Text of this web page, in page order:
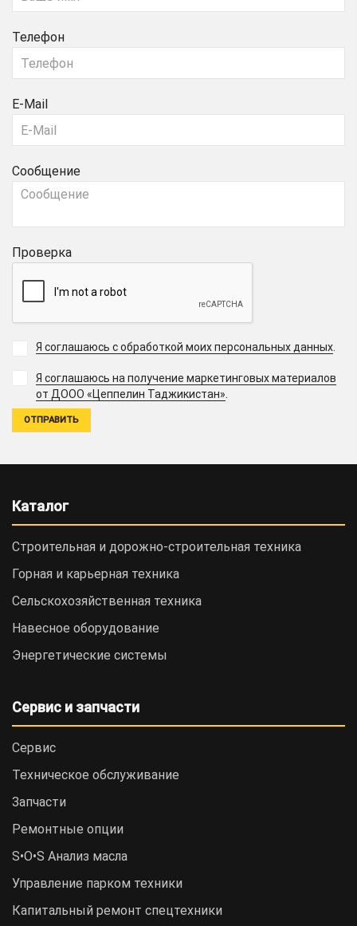
Телефон
E-Mail
Сообщение
Проверка
Я соглашаюсь с обработкой моих персональных данных
Я соглашаюсь на получение маркетинговых материалов
от ДООО «Цеппелин Таджикистан».
Каталог
Строительная и дорожно-cтроительная техника
Горная и карьерная техника
Сельскохозяйственная техника
Навесное оборудование
Энергетические системы
Сервис и запчасти
Сервис
Техническое обслуживание
Запчасти
Ремонтные опции
S•O•S Анализ масла
Управление парком техники
Капитальный ремонт спецтехники